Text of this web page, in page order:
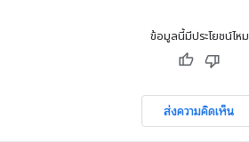
ข้อมูลนี้มีประโยชน์ไหม
ส่งความคิดเห็น